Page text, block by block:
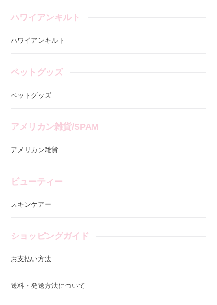
ハワイアンキルト
ハワイアンキルト
ペットグッズ
ペットグッズ
アメリカン雑貨/SPAM
アメリカン雑貨
ビューティー
スキンケアー
ショッピングガイド
お支払い方法
送料・発送方法について